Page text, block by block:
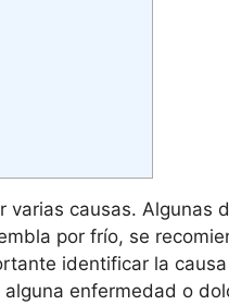
causas. Algunas
por frío, se
identificar la
enfermedad o